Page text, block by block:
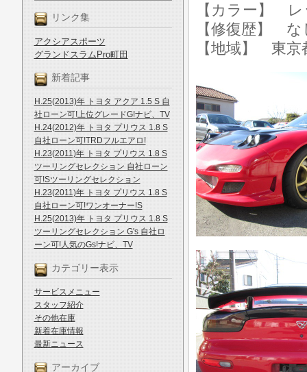
リンク集
アクシアスポーツ
グランドスラムPro町田
新着記事
H.25(2013)年 トヨタ アクア 1.5 S 自
社ローン可!上位グレードG!ナビ、TV
H.24(2012)年 トヨタ プリウス 1.8 S
自社ローン可!TRDフルエアロ!
H.23(2011)年 トヨタ プリウス 1.8 S
ツーリングセレクション 自社ローン
可!Sツーリングセレクション
H.23(2011)年 トヨタ プリウス 1.8 S
自社ローン可!ワンオーナー!S
H.25(2013)年 トヨタ プリウス 1.8 S
ツーリングセレクション G's 自社ロ
ーン可!人気のGs!ナビ、TV
カテゴリー表示
サービスメニュー
スタッフ紹介
その他在庫
新着在庫情報
最新ニュース
アーカイブ
【カラー】
【修復歴】 な
【地域】 東京